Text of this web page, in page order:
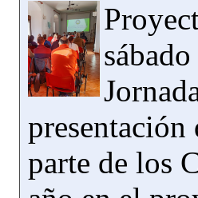
presentación
parte de los